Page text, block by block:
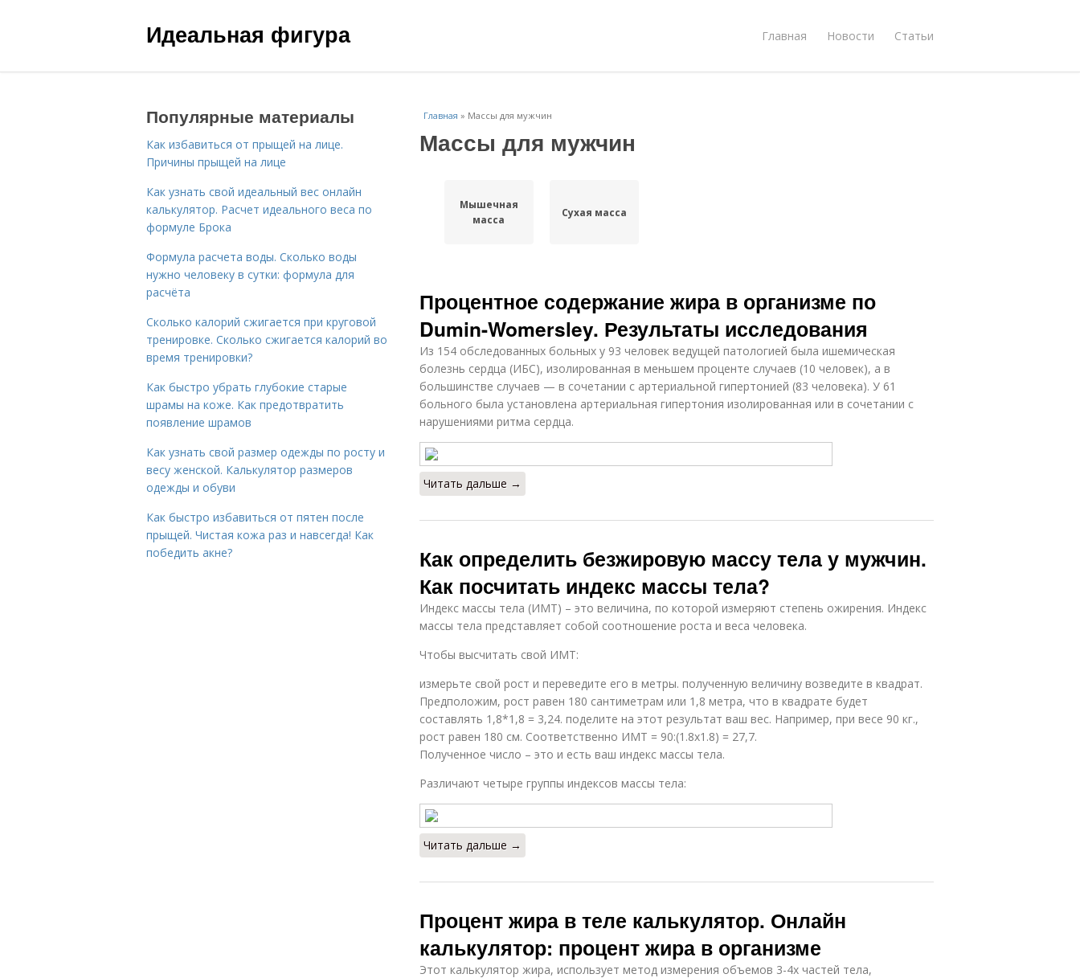
Идеальная фигура Главная Новости Статьи
Главная » Массы для мужчин
Массы для мужчин
Мышечная
масса
Сухая масса
Процентное содержание жира в организме по
Dumin-Womersley. Результаты исследования
Из 154 обследованных больных у 93 человек ведущей патологией была ишемическая
болезнь сердца (ИБС), изолированная в меньшем проценте случаев (10 человек), а в
большинстве случаев — в сочетании с артериальной гипертонией (83 человека). У 61
больного была установлена артериальная гипертония изолированная или в сочетании с
нарушениями ритма сердца.
Читать дальше →
Как определить безжировую массу тела у мужчин.
Как посчитать индекс массы тела?
Индекс массы тела (ИМТ) – это величина, по которой измеряют степень ожирения. Индекс
массы тела представляет собой соотношение роста и веса человека.
Чтобы высчитать свой ИМТ:
измерьте свой рост и переведите его в метры. полученную величину возведите в квадрат.
Предположим, рост равен 180 сантиметрам или 1,8 метра, что в квадрате будет
составлять 1,8*1,8 = 3,24. поделите на этот результат ваш вес. Например, при весе 90 кг.,
рост равен 180 см. Соответственно ИМТ = 90:(1.8х1.8) = 27,7.
Полученное число – это и есть ваш индекс массы тела.
Различают четыре группы индексов массы тела:
Читать дальше →
Процент жира в теле калькулятор. Онлайн
калькулятор: процент жира в организме
Этот калькулятор жира, использует метод измерения объемов 3-4х частей тела,
Популярные материалы
Как избавиться от прыщей на лице.
Причины прыщей на лице
Как узнать свой идеальный вес онлайн
калькулятор. Расчет идеального веса по
формуле Брока
Формула расчета воды. Сколько воды
нужно человеку в сутки: формула для
расчёта
Сколько калорий сжигается при круговой
тренировке. Сколько сжигается калорий во
время тренировки?
Как быстро убрать глубокие старые
шрамы на коже. Как предотвратить
появление шрамов
Как узнать свой размер одежды по росту и
весу женской. Калькулятор размеров
одежды и обуви
Как быстро избавиться от пятен после
прыщей. Чистая кожа раз и навсегда! Как
победить акне?